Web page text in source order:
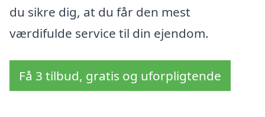
du sikre dig, at du får den mest
værdifulde service til din ejendom.
Få 3 tilbud, gratis og uforpligtende